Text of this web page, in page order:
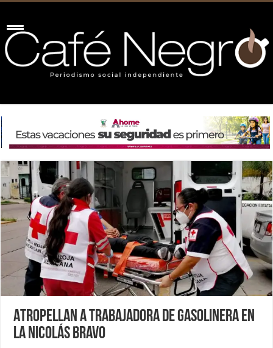
Atropellan a trabajadora de gasolinera en
la Nicolás Bravo